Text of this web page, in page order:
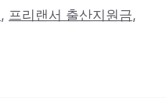
, 프리랜서 출산지원금,